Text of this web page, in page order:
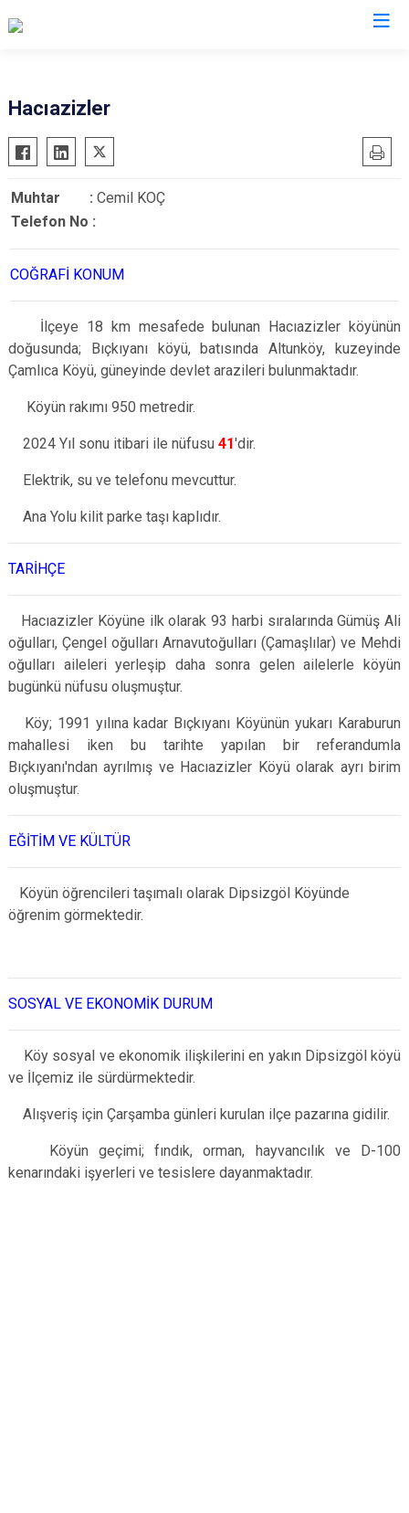
Cumayeri
Akçakoca
Çilimli
Gölyaka
Kaynaşlı
Hacıazizler
Muhtar : Cemil KOÇ
Telefon No :
COĞRAFİ KONUM
İlçeye 18 km mesafede bulunan Hacıazizler köyünün
doğusunda; Bıçkıyanı köyü, batısında Altunköy, kuzeyinde
Çamlıca Köyü, güneyinde devlet arazileri bulunmaktadır.
Köyün rakımı 950 metredir.
2024 Yıl sonu itibari ile nüfusu 41'dir.
Elektrik, su ve telefonu mevcuttur.
Ana Yolu kilit parke taşı kaplıdır.
TARİHÇE
Hacıazizler Köyüne ilk olarak 93 harbi sıralarında Gümüş Ali
oğulları, Çengel oğulları Arnavutoğulları (Çamaşlılar) ve Mehdi
oğulları aileleri yerleşip daha sonra gelen ailelerle köyün
bugünkü nüfusu oluşmuştur.
Köy; 1991 yılına kadar Bıçkıyanı Köyünün yukarı Karaburun
mahallesi iken bu tarihte yapılan bir referandumla
Bıçkıyanı'ndan ayrılmış ve Hacıazizler Köyü olarak ayrı birim
oluşmuştur.
EĞİTİM VE KÜLTÜR
Köyün öğrencileri taşımalı olarak Dipsizgöl Köyünde
öğrenim görmektedir.
SOSYAL VE EKONOMİK DURUM
Köy sosyal ve ekonomik ilişkilerini en yakın Dipsizgöl köyü
ve İlçemiz ile sürdürmektedir.
Alışveriş için Çarşamba günleri kurulan ilçe pazarına gidilir.
Köyün geçimi; fındık, orman, hayvancılık ve D-100
kenarındaki işyerleri ve tesislere dayanmaktadır.